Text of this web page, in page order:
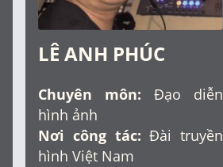
LÊ ANH PHÚC
Chuyên môn: Đạo diễn
hình ảnh
Nơi công tác: Đài truyền
hình Việt Nam